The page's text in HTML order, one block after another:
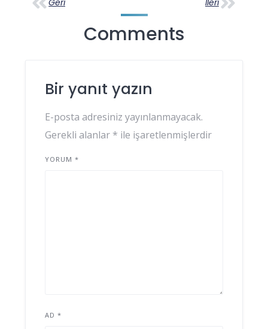
Geri İleri
Comments
Bir yanıt yazın
E-posta adresiniz yayınlanmayacak.
Gerekli alanlar * ile işaretlenmişlerdir
YORUM *
AD *